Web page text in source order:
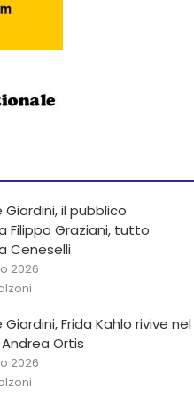
Giardini, il pubblico
Filippo Graziani, tutto
Ceneselli
2026
Giardini, Frida Kahlo rivive nel
Ortis
2026